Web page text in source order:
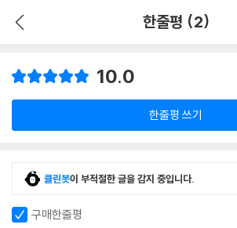
한줄평 (2)
10.0
한줄평 쓰기
클린봇이 부적절한 글을 감지 중입니다.
구매한줄평